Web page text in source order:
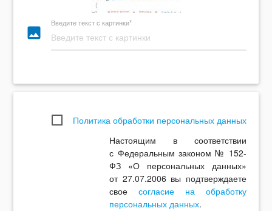
photo
Введите текст с картинки*
Политика обработки персональных данных
Настоящим в соответствии
с Федеральным законом № 152-
ФЗ «О персональных данных»
от 27.07.2006 вы подтверждаете
своесогласие на обработку
персональных данных.